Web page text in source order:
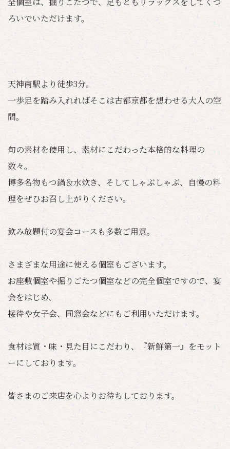
ろいでいただけます。
天神南駅より徒歩3分。
一歩足を踏み入れればそこは古都京都を想わせる大人の空
間。
旬の素材を使用し、素材にこだわった本格的な料理の
数々。
博多名物もつ鍋＆水炊き、そしてしゃぶしゃぶ、自慢の料
理をぜひお召し上がりください。
飲み放題付の宴会コースも多数ご用意。
さまざまな用途に使える個室もございます。
お座敷個室や掘りごたつ個室などの完全個室ですので、宴
会をはじめ、
接待や女子会、同窓会などにもご利用いただけます。
食材は質・味・見た目にこだわり、『新鮮第一』をモット
ーにしております。
皆さまのご来店を心よりお待ちしております。